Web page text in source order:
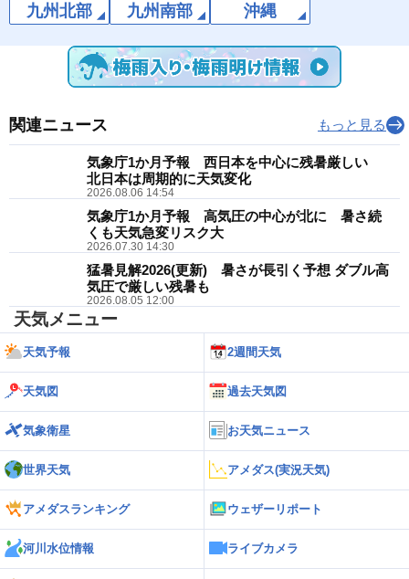
九州北部
九州南部 沖縄
関連ニュース もっと見る
気象庁1か月予報 西日本を中心に残暑厳しい
北日本は周期的に天気変化
2026.08.06 14:54
気象庁1か月予報 高気圧の中心が北に 暑さ続
くも天気急変リスク大
2026.07.30 14:30
猛暑見解2026(更新) 暑さが長引く予想 ダブル高
気圧で厳しい残暑も
2026.08.05 12:00
天気メニュー
天気予報 2週間天気
天気図 過去天気図
気象衛星 お天気ニュース
世界天気 アメダス(実況天気)
アメダスランキング ウェザーリポート
河川水位情報 ライブカメラ